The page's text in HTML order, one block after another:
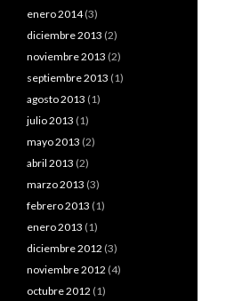
enero 2014(3)
diciembre 2013 (2)
noviembre 2013 (2)
septiembre 2013 (1)
agosto 2013 (1)
julio 2013 (1)
mayo 2013 (2)
abril 2013 (2)
marzo 2013 (3)
febrero 2013 (1)
enero 2013 (1)
diciembre 2012 (3)
noviembre 2012 (4)
octubre 2012 (1)